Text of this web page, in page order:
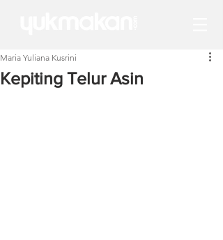
Kepiting Telur Asin
Maria Yuliana Kusrini